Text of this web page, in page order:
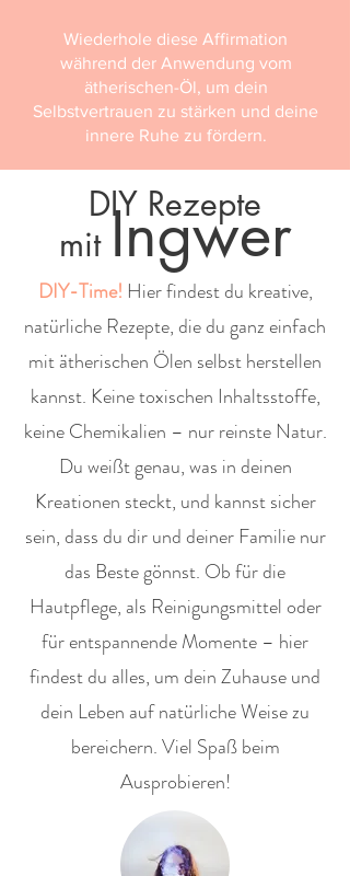
Wiederhole diese Affirmation
während der Anwendung vom
ätherischen-Öl, um dein
Selbstvertrauen zu stärken und deine
innere Ruhe zu fördern.
DIY Rezepte
mit Ingwer
DIY-Time! Hier findest du kreative,
natürliche Rezepte, die du ganz einfach
mit ätherischen Ölen selbst herstellen
kannst. Keine toxischen Inhaltsstoffe,
keine Chemikalien – nur reinste Natur.
Du weißt genau, was in deinen
Kreationen steckt, und kannst sicher
sein, dass du dir und deiner Familie nur
das Beste gönnst. Ob für die
Hautpflege, als Reinigungsmittel oder
für entspannende Momente – hier
findest du alles, um dein Zuhause und
dein Leben auf natürliche Weise zu
bereichern. Viel Spaß beim
Ausprobieren!